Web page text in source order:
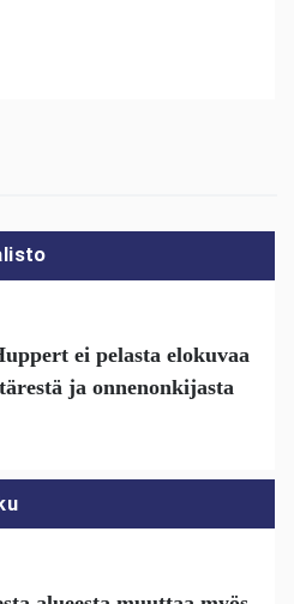
ei pelasta elokuvaa
ja onnenonkijasta